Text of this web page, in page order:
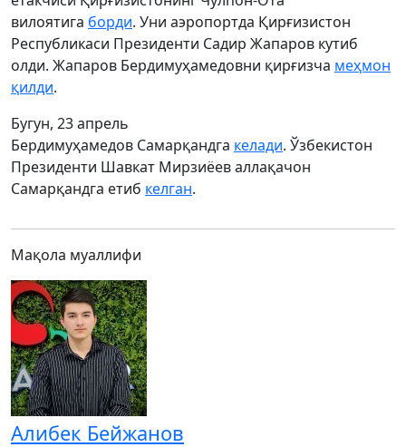
вилоятига борди. Уни аэропортда Қирғизистон
Республикаси Президенти Садир Жапаров кутиб
олди. Жапаров Бердимуҳамедовни қирғизча меҳмон
қилди.
Бугун, 23 апрель
Бердимуҳамедов Самарқандга келади. Ўзбекистон
Президенти Шавкат Мирзиёев аллақачон
Самарқандга етиб келган.
Мақола муаллифи
Алибек Бейжанов